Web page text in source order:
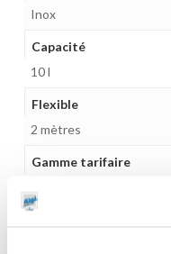
Inox
Capacité
10 l
Flexible
2 mètres
Gamme tarifaire